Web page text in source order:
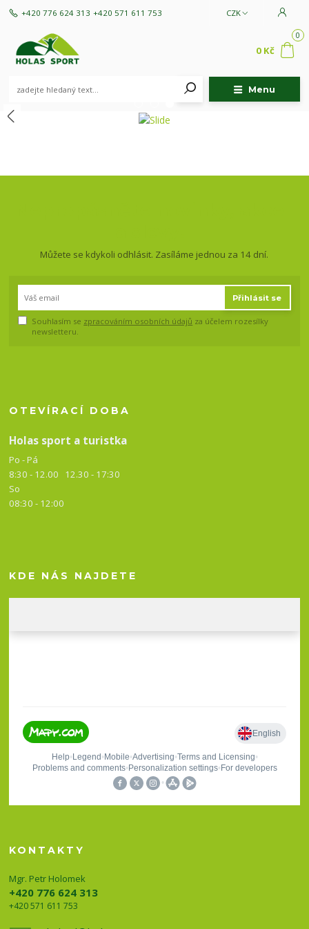
Menu
CZK
+420 776 624 313 +420 571 611 753
0
0 Kč
Můžete se kdykoli odhlásit. Zasíláme jednou za 14 dní.
Přihlásit se
Souhlasím se zpracováním osobních údajů za účelem rozesílky
newsletteru.
OTEVÍRACÍ DOBA
Holas sport a turistka
Po - Pá
8:30 - 12.00 12.30 - 17:30
So
08:30 - 12:00
KDE NÁS NAJDETE
KONTAKTY
Mgr. Petr Holomek
+420 776 624 313
+420 571 611 753